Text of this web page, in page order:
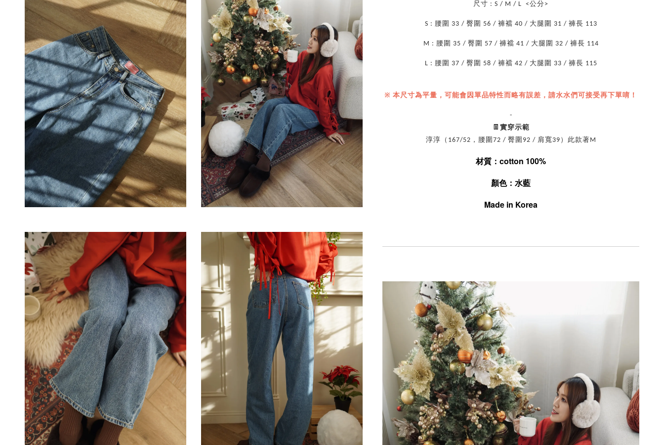
尺寸 : S / M / L <公分>
S : 腰圍 33 / 臀圍 56 / 褲襠 40 / 大腿圍 31 / 褲長 113
M : 腰圍 35 / 臀圍 57 / 褲襠 41 / 大腿圍 32 / 褲長 114
L : 腰圍 37 / 臀圍 58 / 褲襠 42 / 大腿圍 33 / 褲長 115
※ 本尺寸為平量，可能會因單品特性而略有誤差，請水水們可接受再下單唷！
-
👖實穿示範
淳淳（167/52，腰圍72 / 臀圍92 / 肩寬39）此款著M
材質：cotton 100%
顏色：水藍
Made in Korea